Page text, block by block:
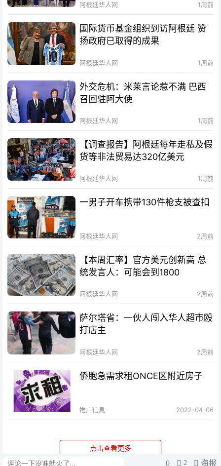
评论 0 2 海报
阿根廷华人网 1周前
国际货币基金组织到访阿根廷 赞
扬政府已取得的成果
阿根廷华人网 1周前
外交危机：米莱言论惹不满 巴西
召回驻阿大使
阿根廷华人网 1周前
【调查报告】阿根廷每年走私及假
货等非法贸易达320亿美元
阿根廷华人网 1周前
一男子开车携带130件枪支被查扣
阿根廷华人网 2周前
【本周汇率】官方美元创新高 总
统发言人：可能会到1800
阿根廷华人网 2周前
萨尔塔省：一伙人闯入华人超市殴
打店主
阿根廷华人网 2周前
侨胞急需求租ONCE区附近房子
推广信息 2022-04-06
点击查看更多